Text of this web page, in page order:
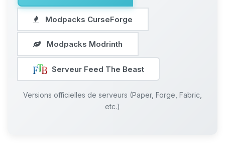
Modpacks CurseForge
Modpacks Modrinth
Serveur Feed The Beast
Versions officielles de serveurs (Paper, Forge, Fabric,
etc.)